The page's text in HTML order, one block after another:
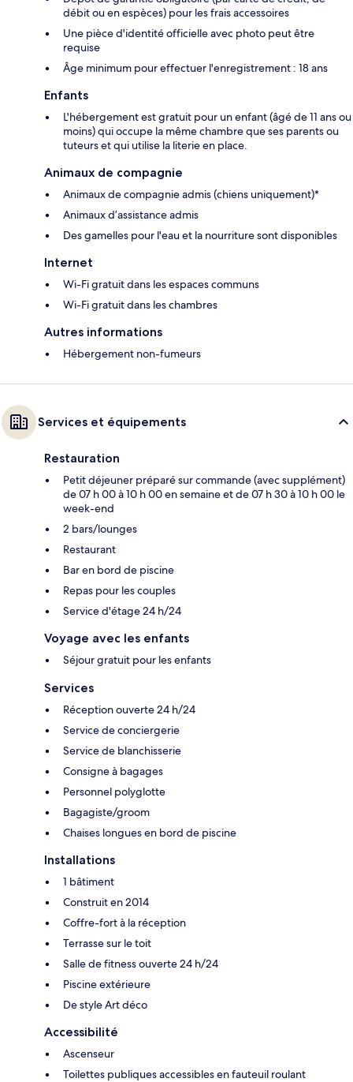
débit ou en espèces) pour les frais accessoires
Une pièce d'identité officielle avec photo peut être
requise
Âge minimum pour effectuer l'enregistrement : 18 ans
Enfants
L'hébergement est gratuit pour un enfant (âgé de 11 ans ou
moins) qui occupe la même chambre que ses parents ou
tuteurs et qui utilise la literie en place.
Animaux de compagnie
Animaux de compagnie admis (chiens uniquement)*
Animaux d’assistance admis
Des gamelles pour l'eau et la nourriture sont disponibles
Internet
Wi-Fi gratuit dans les espaces communs
Wi-Fi gratuit dans les chambres
Autres informations
Hébergement non-fumeurs
Services et équipements
Restauration
Petit déjeuner préparé sur commande (avec supplément)
de 07 h 00 à 10 h 00 en semaine et de 07 h 30 à 10 h 00 le
week-end
2 bars/lounges
Restaurant
Bar en bord de piscine
Repas pour les couples
Service d'étage 24 h/24
Voyage avec les enfants
Séjour gratuit pour les enfants
Services
Réception ouverte 24 h/24
Service de conciergerie
Service de blanchisserie
Consigne à bagages
Personnel polyglotte
Bagagiste/groom
Chaises longues en bord de piscine
Installations
1 bâtiment
Construit en 2014
Coffre-fort à la réception
Terrasse sur le toit
Salle de fitness ouverte 24 h/24
Piscine extérieure
De style Art déco
Accessibilité
Ascenseur
Toilettes publiques accessibles en fauteuil roulant